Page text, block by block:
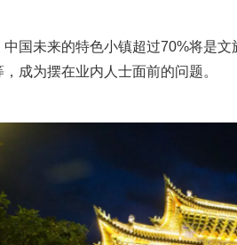
未来的特色小镇超过70%将是文
成为摆在业内人士面前的问题。